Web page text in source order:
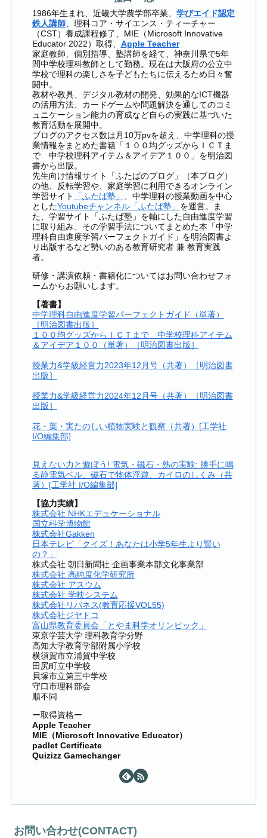
1986年生まれ、近畿大学農学部卒業、 学びエイド認定
鉄人講師、理科コア・サイエンス・ティーチャー
（CST）養成課程修了、MIE（Microsoft Innovative
Educator 2022）取得、 Apple Teacher
家庭教師、個別指導、塾講師を経て、神奈川県で5年
間中学校理科教師として勤務。現在は大阪府の公立中
学校で理科の楽しさを子どもたちに伝えるため日々奮
闘中。
教材や教具、デジタル教材の開発、効果的なICT機器
の活用方法、カードゲームや問題解決を通してのコミ
ュニケーション能力の育成など自らの実践に基づいた
教育活動を展開中。
ブログのアクセス数は月10万pvを超え、中学理科の授
業情報をまとめた書籍「１００均グッズからＩＣＴま
で 中学校理科アイテム＆アイデア１００」を明治図
書から出版。
先生向け情報サイト「ふたばのブログ」（本ブログ）
の他、反転学習や、家庭学習に利用できるオンライン
学習サイト
「ふたば塾」 、中学理科の授業動画を中心
としたYoutubeチャンネル「ふたば塾」 を運営。ま
た、学習サイト「ふたば塾」を軸にした自由進度学習
に取り組み、その学習手法についてまとめた本「中学
理科自由進度学習パーフェクトガイド」を明治図書よ
り出版するなど勢いのある教育研究者 兼 教育実践
者。
研修・講演依頼・書籍化についてはお問い合わせフォ
ームからお願いします。
【著書】
中学理科自由進度学習パーフェクトガイド（単著）
［明治図書出版］
１００均グッズからＩＣＴまで 中学校理科アイテム
＆アイデア１００（単著）［明治図書出版］
授業力&学級経営力2023年12月号（共著）［明治図書
出版］
授業力&学級経営力2024年12月号（共著）［明治図書
出版］
花・葉・実たのしい植物実験と観察（共著）[工学社
I/O編集部]
見えない力と遊ぼう! 電気・磁石・熱の実験: 勝手に鳴
る静電気ベル、磁石で物体浮遊、カイロのしくみ（共
著）[工学社 I/O編集部]
【協力実績】
株式会社 NHKエデュケーショナル
国立科学博物館
株式会社Gakken
日本テレビ「クイズ！あなたは小学5年生より賢い
の？」
株式会社 朝日新聞社 企画事業本部文化事業部
株式会社 高純度化学研究所
株式会社 アスウム
株式会社 学映システム
株式会社リバネス(教育応援VOL55)
株式会社ジヤトコ
富山県教育委員会「とやま科学オリンピック」
東京学芸大学 理科教育学分野
高知大学教育学部附属小学校
横須賀市立浦賀中学校
田尻町立中学校
貝塚市立第三中学校
守口市理科部会
順不同
ー取得資格ー
Apple Teacher
MIE（Microsoft Innovative Educator）
padlet Certificate
Quizizz Gamechanger
お問い合わせ(CONTACT)